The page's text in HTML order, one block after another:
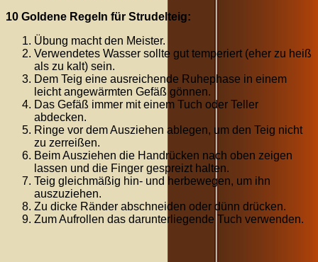
10 Goldene Regeln für Strudelteig:
Übung macht den Meister.
Verwendetes Wasser sollte gut temperiert (eher zu heiß
als zu kalt) sein.
Dem Teig eine ausreichende Ruhephase in einem
leicht angewärmten Gefäß gönnen.
Das Gefäß immer mit einem Tuch oder Teller
abdecken.
Ringe vor dem Ausziehen ablegen, um den Teig nicht
zu zerreißen.
Beim Ausziehen die Handrücken nach oben zeigen
lassen und die Finger gespreizt halten.
Teig gleichmäßig hin- und herbewegen, um ihn
auszuziehen.
Zu dicke Ränder abschneiden oder dünn drücken.
Zum Aufrollen das darunterliegende Tuch verwenden.